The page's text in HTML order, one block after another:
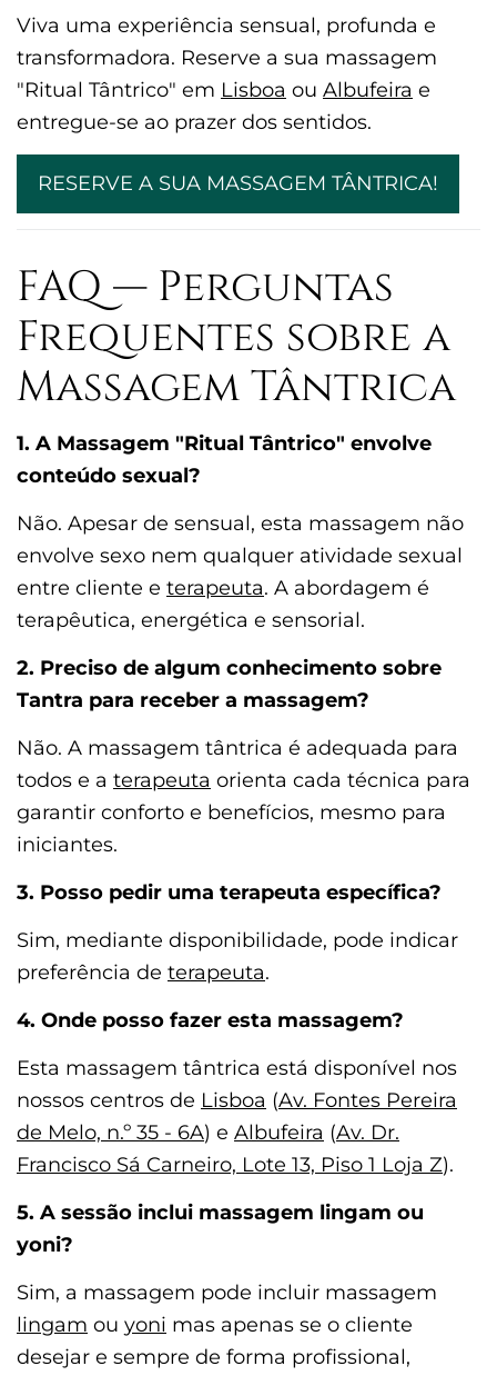
Viva uma experiência sensual, profunda e
transformadora. Reserve a sua massagem
"Ritual Tântrico" em Lisboa ou Albufeira e
entregue-se ao prazer dos sentidos.
RESERVE A SUA MASSAGEM TÂNTRICA!
FAQ — Perguntas
Frequentes sobre a
Massagem Tântrica
1. A Massagem "Ritual Tântrico" envolve
conteúdo sexual?
Não. Apesar de sensual, esta massagem não
envolve sexo nem qualquer atividade sexual
entre cliente e terapeuta. A abordagem é
terapêutica, energética e sensorial.
2. Preciso de algum conhecimento sobre
Tantra para receber a massagem?
Não. A massagem tântrica é adequada para
todos e a terapeuta orienta cada técnica para
garantir conforto e benefícios, mesmo para
iniciantes.
3. Posso pedir uma terapeuta específica?
Sim, mediante disponibilidade, pode indicar
preferência de terapeuta.
4. Onde posso fazer esta massagem?
Esta massagem tântrica está disponível nos
nossos centros de Lisboa (Av. Fontes Pereira
de Melo, n.º 35 - 6A) e Albufeira (Av. Dr.
Francisco Sá Carneiro, Lote 13, Piso 1 Loja Z).
5. A sessão inclui massagem lingam ou
yoni?
Sim, a massagem pode incluir massagem
lingam ou yoni mas apenas se o cliente
desejar e sempre de forma profissional,